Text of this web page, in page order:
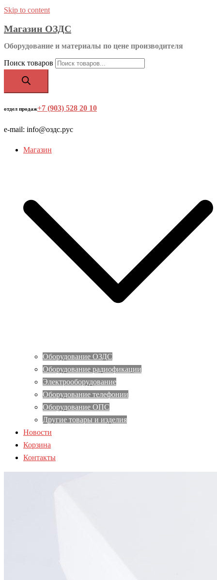
Skip to content
Магазин ОЗДС
Оборудование и материалы по цене производителя
Поиск товаров
отдел продаж+7 (903) 528 20 10
e-mail: info@оздс.рус
Магазин
Оборудование ОЗДС
Оборудование радиофикации
Электрооборудование
Оборудование телефонии
Оборудование ОПС
Другие товары и изделия
Новости
Корзина
Контакты